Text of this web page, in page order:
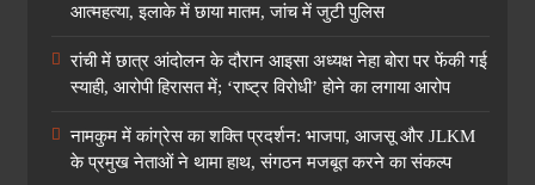
आत्महत्या, इलाके में छाया मातम, जांच में जुटी पुलिस
रांची में छात्र आंदोलन के दौरान आइसा अध्यक्ष नेहा बोरा पर फेंकी गई
स्याही, आरोपी हिरासत में; ‘राष्ट्र विरोधी’ होने का लगाया आरोप
नामकुम में कांग्रेस का शक्ति प्रदर्शन: भाजपा, आजसू और JLKM
के प्रमुख नेताओं ने थामा हाथ, संगठन मजबूत करने का संकल्प